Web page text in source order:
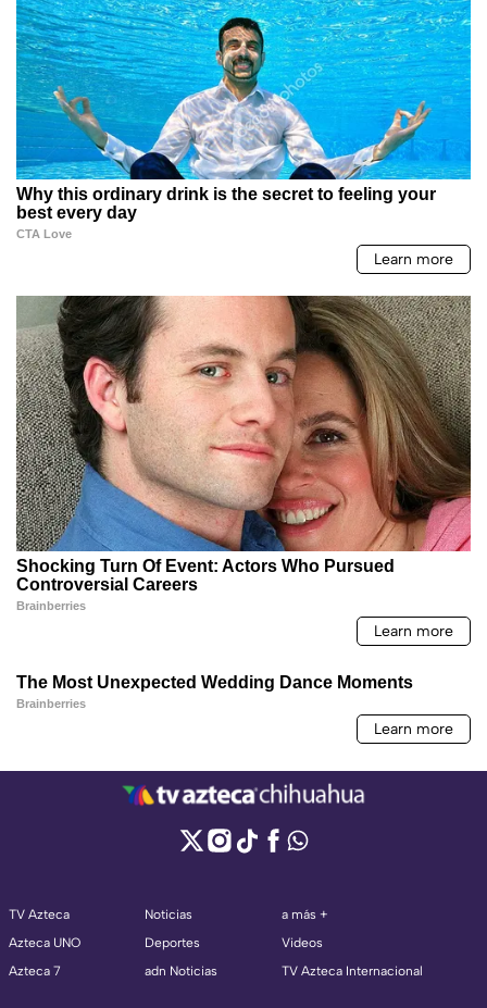
TV Azteca
Azteca UNO
Azteca 7
Noticias
Deportes
adn Noticias
a más +
Videos
TV Azteca Internacional